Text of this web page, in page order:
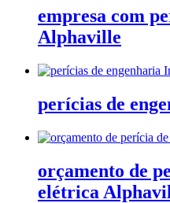
empresa com
Alphaville
perícias de
orçamento de
elétrica